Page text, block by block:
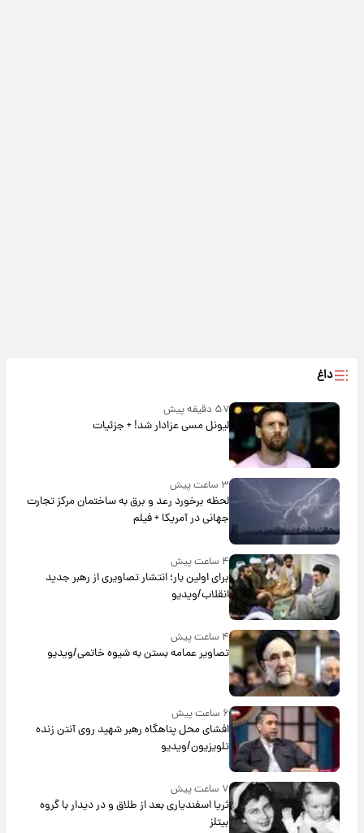
داغ
۵۷ دقیقه پیش
لیونل مسی عزادار شد! + جزئیات
۳ ساعت پیش
لحظه برخورد رعد و برق به ساختمان مرکز تجارت
جهانی در آمریکا + فیلم
۴ ساعت پیش
برای اولین بار؛ انتشار تصاویری از رهبر جدید
انقلاب/ویدیو
۴ ساعت پیش
تصاویر عمامه بستن به شیوه خاتمی/ویدیو
۶ ساعت پیش
افشای محل پناهگاه‌ رهبر شهید روی آنتن زنده
تلویزیون/ویدیو
۷ ساعت پیش
ثریا اسفندیاری بعد از طلاق و در دیدار با گروه
بیتلز